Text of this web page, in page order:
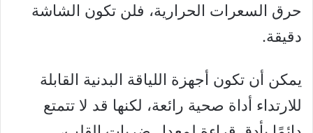
حرق السعرات الحرارية، فلن تكون الشاشة
دقيقة.
يمكن أن تكون أجهزة اللياقة البدنية القابلة
للارتداء أداة صحية رائعة، لكنها قد لا تتمتع